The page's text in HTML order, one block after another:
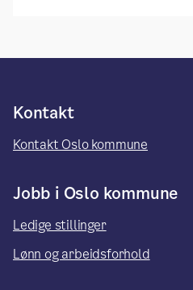
Kontakt
Kontakt Oslo kommune
Jobb i Oslo kommune
Ledige stillinger
Lønn og arbeidsforhold